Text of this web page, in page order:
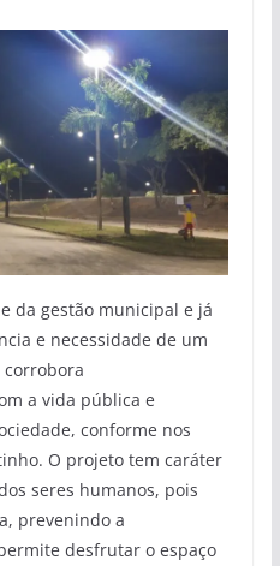
da gestão municipal e já
e necessidade de um
a vida pública e
conforme nos
O projeto tem caráter
seres humanos, pois
prevenindo a
desfrutar o espaço